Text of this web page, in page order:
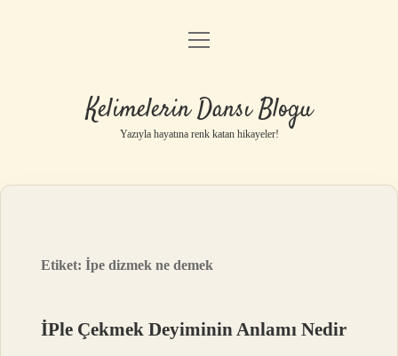
Anasayfa
Yasal Uyarı
menüyü
Kelimelerin Dansı Blogu
Yazıyla hayatına renk katan hikayeler!
Etiket:İpe dizmek ne demek
İPle Çekmek Deyiminin Anlamı Nedir